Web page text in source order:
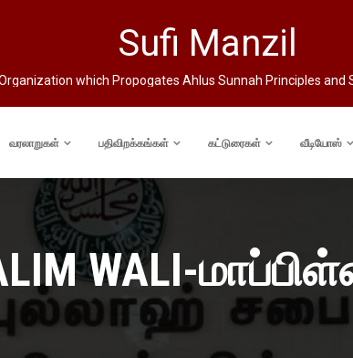
Sufi Manzil
which Propogates Ahlus Sunnah Principles and
வரலாறுகள் பதிவிறக்கங்கள் கட்டுரைகள் வீடியோஸ்
ALIM WALI-